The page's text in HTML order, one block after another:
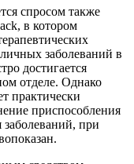
спросом также
в котором
заболеваний в
достигается
отделе. Однако
практически
приспособления
заболеваний, при